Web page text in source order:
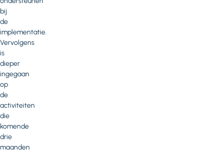
bij
de
implementatie.
Vervolgens
is
dieper
ingegaan
op
de
activiteiten
die
komende
drie
maanden